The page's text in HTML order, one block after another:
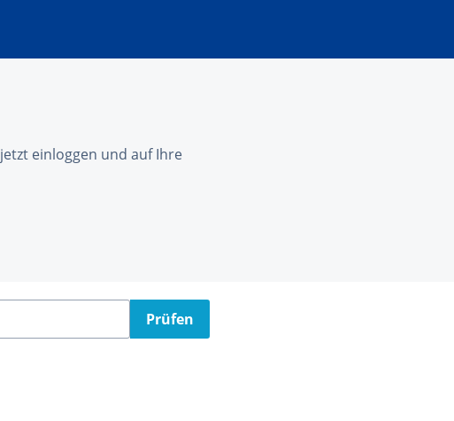
einloggen und auf Ihre
Prüfen